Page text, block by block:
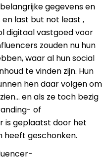
gegevens en
last but not least ,
digitaal vastgoed voor
zouden nu hun
waar al hun social
te vinden zijn. Hun
hen daar volgen om
en als ze toch bezig
of
is geplaatst door het
heeft geschonken.